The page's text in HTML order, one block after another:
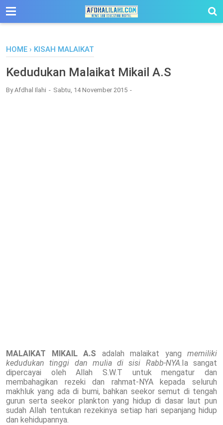
-->
HOME › KISAH MALAIKAT
Kedudukan Malaikat Mikail A.S
ByAfdhal Ilahi Sabtu, 14 November 2015
MALAIKAT MIKAIL A.S adalah malaikat yang memiliki
kedudukan tinggi dan mulia di sisi Rabb-NYA .Ia sangat
dipercayai oleh Allah S.W.T untuk mengatur dan
membahagikan rezeki dan rahmat-NYA kepada seluruh
makhluk yang ada di bumi, bahkan seekor semut di tengah
gurun serta seekor plankton yang hidup di dasar laut pun
sudah Allah tentukan rezekinya setiap hari sepanjang hidup
dan kehidupannya.